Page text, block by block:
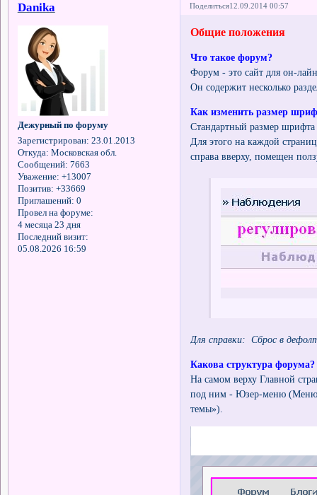
Поделиться12.09.2014 00:57
Danika
Дежурный по форуму
Зарегистрирован: 23.01.2013
Откуда: Московская обл.
Сообщений: 7663
Уважение: +13007
Позитив: +33669
Приглашений: 0
Провел на форуме:
4 месяца 23 дня
Последний визит:
05.08.2026 16:59
Общие положения
Что такое форум?
Форум - это сайт для он-
Он содержит несколько
Как изменить размер
Стандартный размер
Для этого на каждой
справа вверху, помещен
Для справки: Сброс в
Какова структура форума?
На самом верху Главной
под ним - Юзер-меню (Меню
темы»).